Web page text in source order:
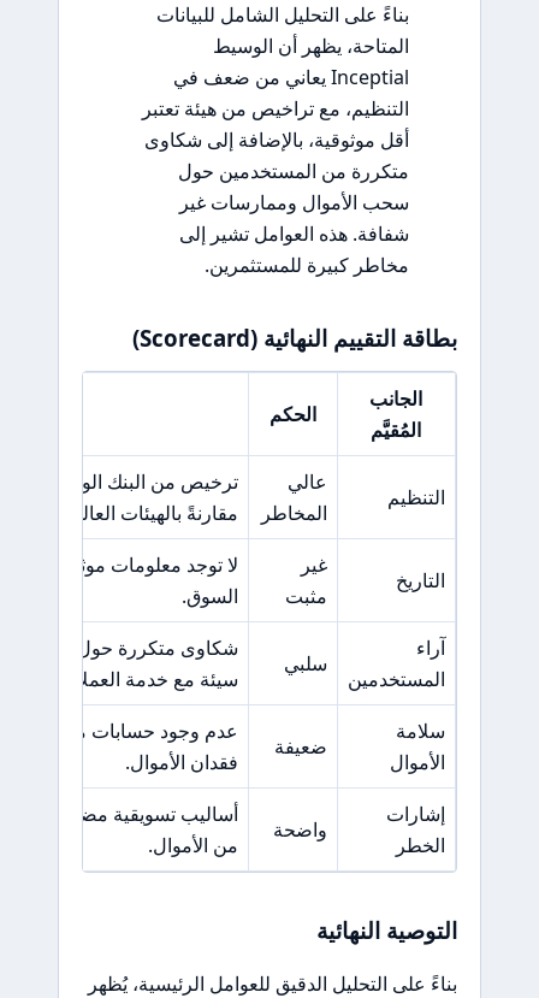
بناءً على التحليل الشامل للبيانات
المتاحة، يظهر أن الوسيط
Inceptial يعاني من ضعف في
التنظيم، مع تراخيص من هيئة تعتبر
أقل موثوقية، بالإضافة إلى شكاوى
متكررة من المستخدمين حول
سحب الأموال وممارسات غير
شفافة. هذه العوامل تشير إلى
مخاطر كبيرة للمستثمرين.
بطاقة التقييم النهائية (Scorecard)
الجانب
المُقيَّم
الحكم
التنظيم
عالي
المخاطر
ترخيص من البنك الوطني في
مقارنةً بالهيئات العالمية مثل FCA.
التاريخ
غير
مثبت
لا توجد معلومات موثوقة
السوق.
آراء
المستخدمين
سلبي
شكاوى متكررة حول تأخيرات
سيئة مع خدمة العملاء.
سلامة
الأموال
ضعيفة
عدم وجود حسابات منفصلة
فقدان الأموال.
إشارات
الخطر
واضحة
أساليب تسويقية مضللة وضغوط
من الأموال.
التوصية النهائية
بناءً على التحليل الدقيق للعوامل الرئيسية، يُظهر